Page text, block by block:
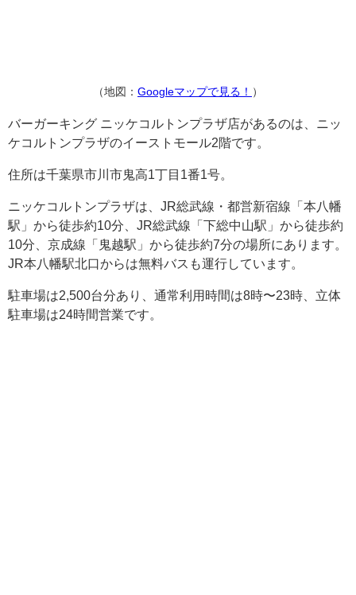
（地図： Googleマップで見る！ ）
バーガーキング ニッケコルトンプラザ店があるのは、ニッ
ケコルトンプラザのイーストモール2階です。
住所は千葉県市川市鬼高1丁目1番1号。
ニッケコルトンプラザは、JR総武線・都営新宿線「本八幡
駅」から徒歩約10分、JR総武線「下総中山駅」から徒歩約
10分、京成線「鬼越駅」から徒歩約7分の場所にあります。
JR本八幡駅北口からは無料バスも運行しています。
駐車場は2,500台分あり、通常利用時間は8時〜23時、立体
駐車場は24時間営業です。